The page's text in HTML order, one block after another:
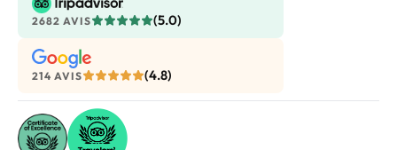
2682 AVIS (5.0)
214 AVIS (4.8)